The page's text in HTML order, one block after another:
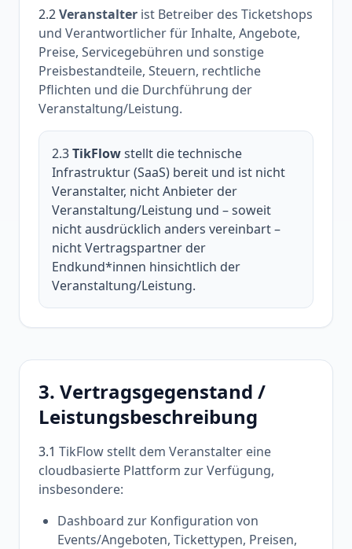
2.2Veranstalter ist Betreiber des Ticketshops
und Verantwortlicher für Inhalte, Angebote,
Preise, Servicegebühren und sonstige
Preisbestandteile, Steuern, rechtliche
Pflichten und die Durchführung der
Veranstaltung/Leistung.
2.3TikFlowstellt die technische
Infrastruktur (SaaS) bereit und ist nicht
Veranstalter, nicht Anbieter der
Veranstaltung/Leistung und – soweit
nicht ausdrücklich anders vereinbart –
nicht Vertragspartner der
Endkund*innen hinsichtlich der
Veranstaltung/Leistung.
3. Vertragsgegenstand /
Leistungsbeschreibung
3.1 TikFlow stellt dem Veranstalter eine
cloudbasierte Plattform zur Verfügung,
insbesondere:
Dashboard zur Konfiguration von
Events/Angeboten, Tickettypen, Preisen,